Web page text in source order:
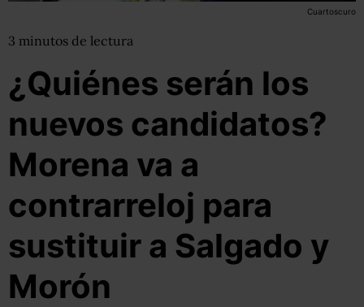
Cuartoscuro
3 minutos de lectura
¿Quiénes serán los
nuevos candidatos?
Morena va a
contrarreloj para
sustituir a Salgado y
Morón